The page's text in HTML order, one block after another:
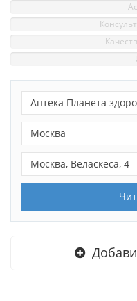
Аптека Планета
Москва
Москва, Веласкеса, 4